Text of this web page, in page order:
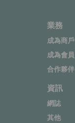
業務
成為商戶
成為會員
合作夥伴
資訊
網誌
其他